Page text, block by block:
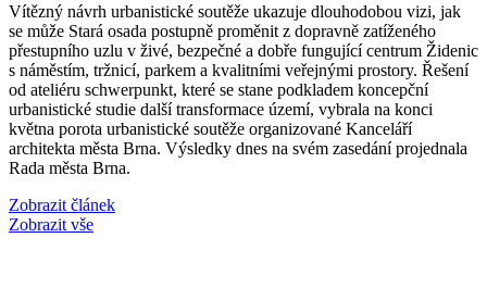
Vítězný návrh urbanistické soutěže ukazuje dlouhodobou vizi, jak
se může Stará osada postupně proměnit z dopravně zatíženého
přestupního uzlu v živé, bezpečné a dobře fungující centrum Židenic
s náměstím, tržnicí, parkem a kvalitními veřejnými prostory. Řešení
od ateliéru schwerpunkt, které se stane podkladem koncepční
urbanistické studie další transformace území, vybrala na konci
května porota urbanistické soutěže organizované Kanceláří
architekta města Brna. Výsledky dnes na svém zasedání projednala
Rada města Brna.
Zobrazit článek
Zobrazit vše